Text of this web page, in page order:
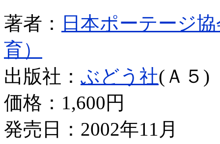
著者：
日本ポーテージ
育）
出版社： ぶどう社(Ａ５)
価格： 1,600円
発売日：2002年11月